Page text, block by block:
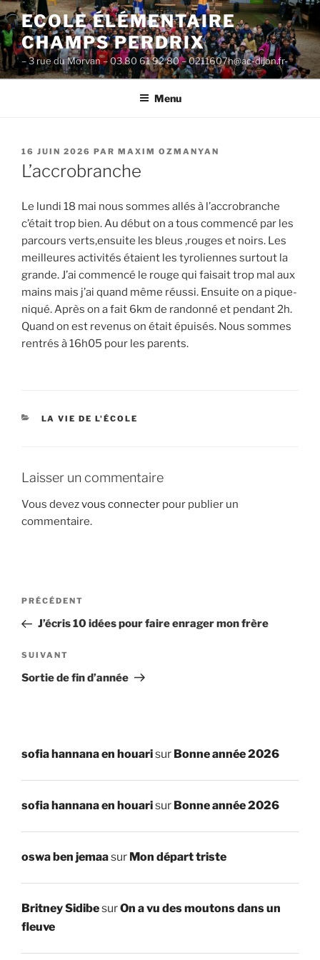
Aller
au
contenu
principal
ECOLE ÉLÉMENTAIRE
CHAMPS PERDRIX
– 3 rue du Morvan – 03 80 61 92 80 – 0211607h@ac-dijon.fr-
Menu
PUBLIÉ
LE
16 JUIN 2026 PAR MAXIM OZMANYAN
L’accrobranche
Le lundi 18 mai nous sommes allés à l’accrobranche
c’était trop bien. Au début on a tous commencé par les
parcours verts,ensuite les bleus ,rouges et noirs. Les
meilleures activités étaient les tyroliennes surtout la
grande. J’ai commencé le rouge qui faisait trop mal aux
mains mais j’ai quand même réussi. Ensuite on a pique-
niqué. Après on a fait 6km de randonné et pendant 2h.
Quand on est revenus on était épuisés. Nous sommes
rentrés à 16h05 pour les parents.
CATÉGORIES
LA VIE DE L'ÉCOLE
Laisser un commentaire
Vous devezvous connecter pour publier un
commentaire.
Navigation
l’article
Article
précédent
PRÉCÉDENT
J’écris 10 idées pour faire enrager mon frère
Article
suivant
SUIVANT
Sortie de fin d’année
sofia hannana en houarisur Bonne année 2026
sofia hannana en houarisur Bonne année 2026
oswa ben jemaasur Mon départ triste
Britney SidibesurOn a vu des moutons dans un
fleuve